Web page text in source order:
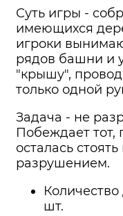
Суть игры -
имеющихся
игроки
рядов башни и
"крышу",
только одной
Задача - не
Побеждает тот,
осталась
разрушением.
шт.